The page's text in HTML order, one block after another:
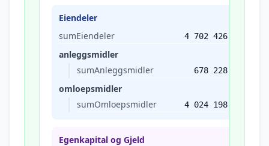
Eiendeler
sumEiendeler
4 702 426
anleggsmidler
sumAnleggsmidler
678 228
omloepsmidler
sumOmloepsmidler
4 024 198
Egenkapital og Gjeld